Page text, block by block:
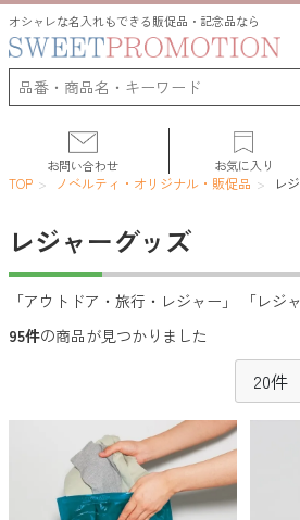
オシャレな名入れもできる販促品・記念品なら
お問い合わせ お気に入り
人気ランキング
初めての方へ
よくある質問
TOP ノベルティ・オリジナル・販促品 レ
レジャーグッズ
「アウトドア・旅行・レジャー」 「レジ
95件の商品が見つかりました